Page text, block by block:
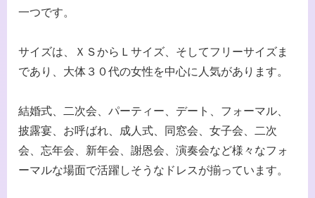
一つです。
サイズは、ＸＳからＬサイズ、そしてフリーサイズま
であり、大体３０代の女性を中心に人気があります。
結婚式、二次会、パーティー、デート、フォーマル、
披露宴、お呼ばれ、成人式、同窓会、女子会、二次
会、忘年会、新年会、謝恩会、演奏会など様々なフォ
ーマルな場面で活躍しそうなドレスが揃っています。